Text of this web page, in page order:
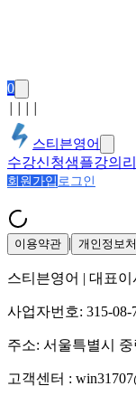
0
스티븐영어
수강신청샘플강의
회원가입 로그인
이용약관 | 개인정보
스티븐영어 | 대표이
사업자번호: 315-08-
주소: 서울특별시
고객센터 :